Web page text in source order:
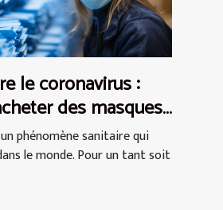
le coronavirus :
des masques
AFNOR ?
phénomène sanitaire qui
le monde. Pour un tant soit